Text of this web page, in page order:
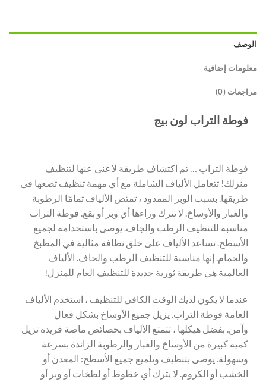
الوصف
معلومات إضافية
مراجعات (0)
فوطة التراب لون بيج
فوطة التراب … تم اكتشاف طريقة لا غنى عنها لتنظيف
منزلك! تتعامل الألياف الشاملة مع أي مهمة تنظيف تضعها في
طريقها. بسبب الوبر الممدود ، تمتص الألياف تمامًا الرطوبة
والغبار والأوساخ. لا تترك وراءها أي وبر أو بقع. فوطة التراب
مناسبة للتنظيف الرطب والجاف. يوصى باستخدامه لجميع
الأسطح. تساعد الألياف على خلق نظافة مثالية في المطبخ
والحمام. إنها مناسبة للتنظيف الرطب والجاف. الألياف
العالمية هي طريقة ثورية جديدة للتنظيف العام للمنزل!
عندما لا يكون لديك الوقت الكافي للتنظيف ، استخدم الألياف
العامة فوطة التراب. يزيل جميع الأوساخ بشكل فعال
وآمن. بفضل هيكلها ، تتمتع الألياف بخصائص ماصة فريدة تزيل
كمية كبيرة من الأوساخ والغبار والرطوبة الزائدة بسرعة
وسهولة. يوصى بتنظيف وتلميع جميع الأسطح: المعدن أو
الخشب أو الكروم. لا يترك أي خطوط أو لطخات أو وبر أو